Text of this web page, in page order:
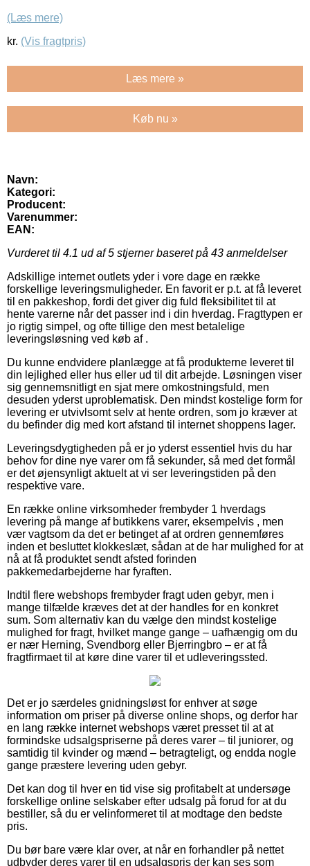
(Læs mere)
kr. (Vis fragtpris)
Læs mere »
Køb nu »
Navn:
Kategori:
Producent:
Varenummer:
EAN:
Vurderet til 4.1 ud af 5 stjerner baseret på 43 anmeldelser
Adskillige internet outlets yder i vore dage en række
forskellige leveringsmuligheder. En favorit er p.t. at få leveret
til en pakkeshop, fordi det giver dig fuld fleksibilitet til at
hente varerne når det passer ind i din hverdag. Fragttypen er
jo rigtig simpel, og ofte tillige den mest betalelige
leveringsløsning ved køb af .
Du kunne endvidere planlægge at få produkterne leveret til
din lejlighed eller hus eller ud til dit arbejde. Løsningen viser
sig gennemsnitligt en sjat mere omkostningsfuld, men
desuden yderst uproblematisk. Den mindst kostelige form for
levering er utvivlsomt selv at hente ordren, som jo kræver at
du befinder dig med kort afstand til internet shoppens lager.
Leveringsdygtigheden på er jo yderst essentiel hvis du har
behov for dine nye varer om få sekunder, så med det formål
er det øjensynligt aktuelt at vi ser leveringstiden på den
respektive vare.
En række online virksomheder frembyder 1 hverdags
levering på mange af butikkens varer, eksempelvis , men
vær vagtsom da det er betinget af at ordren gennemføres
inden et besluttet klokkeslæt, sådan at de har mulighed for at
nå at få produktet sendt afsted forinden
pakkemedarbejderne har fyraften.
Indtil flere webshops frembyder fragt uden gebyr, men i
mange tilfælde kræves det at der handles for en konkret
sum. Som alternativ kan du vælge den mindst kostelige
mulighed for fragt, hvilket mange gange – uafhængig om du
er nær Herning, Svendborg eller Bjerringbro – er at få
fragtfirmaet til at køre dine varer til et udleveringssted.
Det er jo særdeles gnidningsløst for enhver at søge
information om priser på diverse online shops, og derfor har
en lang række internet webshops været presset til at at
formindske udsalgspriserne på deres varer – til juniorer, og
samtidig til kvinder og mænd – betragteligt, og endda nogle
gange præstere levering uden gebyr.
Det kan dog til hver en tid vise sig profitabelt at undersøge
forskellige online selskaber efter udsalg på forud for at du
bestiller, så du er velinformeret til at modtage den bedste
pris.
Du bør bare være klar over, at når en forhandler på nettet
udbyder deres varer til en udsalgspris der kan ses som